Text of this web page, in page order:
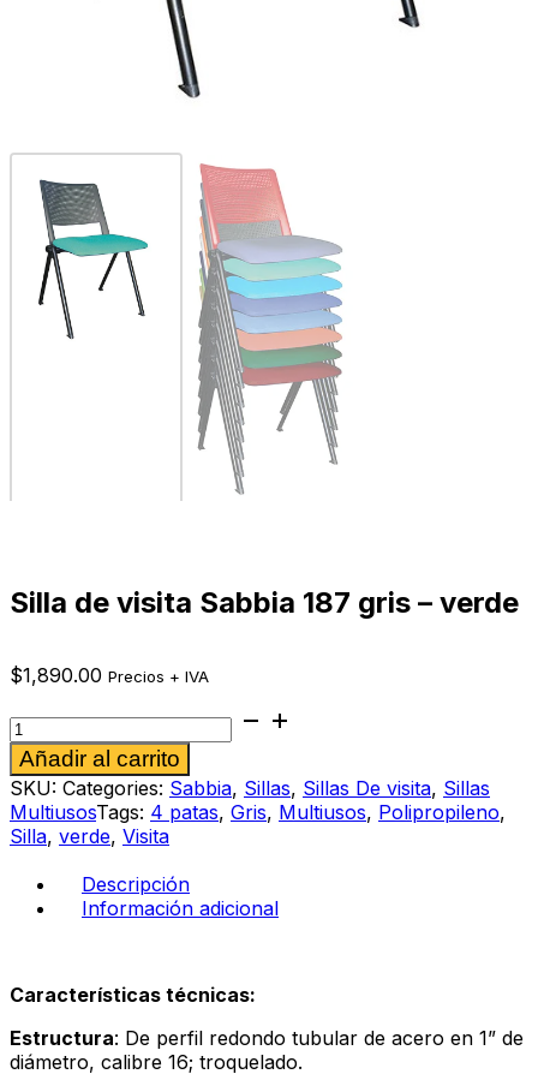
Silla de visita Sabbia 187 gris – verde
$1,890.00 Precios + IVA
Silla
de
visita
Sabbia
187
gris
-
cantidad
Añadir al carrito
SKU: Categories: Sabbia, Sillas, Sillas De visita, Sillas
MultiusosTags: 4 patas, Gris, Multiusos, Polipropileno,
Silla, verde, Visita
Descripción
Información adicional
Características técnicas:
Estructura: De perfil redondo tubular de acero en 1” de
diámetro, calibre 16; troquelado.